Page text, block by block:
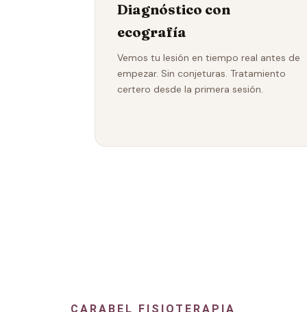
Diagnóstico con
ecografía
Vemos tu lesión en tiempo real antes de
empezar. Sin conjeturas. Tratamiento
certero desde la primera sesión.
CARABEL FISIOTERAPIA